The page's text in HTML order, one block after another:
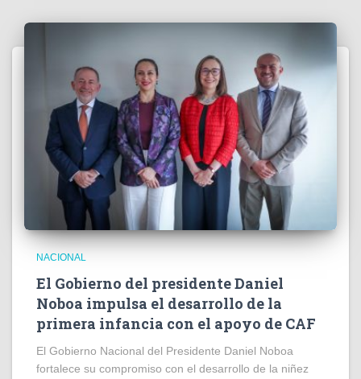
NACIONAL
El Gobierno del presidente Daniel
Noboa impulsa el desarrollo de la
primera infancia con el apoyo de CAF
El Gobierno Nacional del Presidente Daniel Noboa
fortalece su compromiso con el desarrollo de la niñez